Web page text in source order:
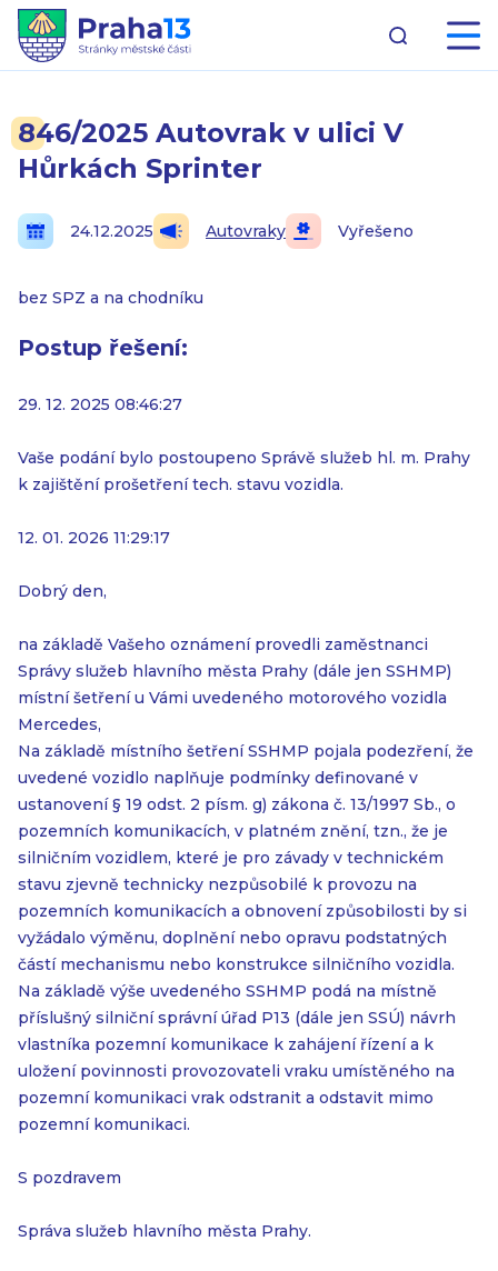
846/2025 Autovrak v ulici V
Hůrkách Sprinter
24.12.2025 Autovraky Vyřešeno
bez SPZ a na chodníku
Postup řešení:
29. 12. 2025 08:46:27
Vaše podání bylo postoupeno Správě služeb hl. m. Prahy
k zajištění prošetření tech. stavu vozidla.
12. 01. 2026 11:29:17
Dobrý den,
na základě Vašeho oznámení provedli zaměstnanci
Správy služeb hlavního města Prahy (dále jen SSHMP)
místní šetření u Vámi uvedeného motorového vozidla
Mercedes,
Na základě místního šetření SSHMP pojala podezření, že
uvedené vozidlo naplňuje podmínky definované v
ustanovení § 19 odst. 2 písm. g) zákona č. 13/1997 Sb., o
pozemních komunikacích, v platném znění, tzn., že je
silničním vozidlem, které je pro závady v technickém
stavu zjevně technicky nezpůsobilé k provozu na
pozemních komunikacích a obnovení způsobilosti by si
vyžádalo výměnu, doplnění nebo opravu podstatných
částí mechanismu nebo konstrukce silničního vozidla.
Na základě výše uvedeného SSHMP podá na místně
příslušný silniční správní úřad P13 (dále jen SSÚ) návrh
vlastníka pozemní komunikace k zahájení řízení a k
uložení povinnosti provozovateli vraku umístěného na
pozemní komunikaci vrak odstranit a odstavit mimo
pozemní komunikaci.
S pozdravem
Správa služeb hlavního města Prahy.